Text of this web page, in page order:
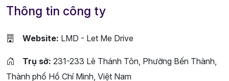
Thông tin công ty
Website: LMD - Let Me Drive
Trụ sở: 231-233 Lê Thánh Tôn, Phường Bến Thành,
Thành phố Hồ Chí Minh, Việt Nam